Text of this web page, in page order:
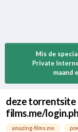
Mis de
Private
maand
deze
films.me/
amazing-films.me